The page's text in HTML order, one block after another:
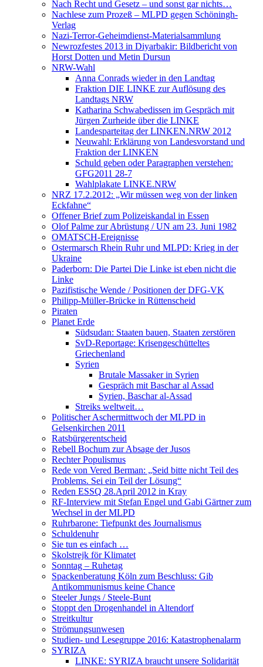
Nach Recht und Gesetz – und sonst gar nichts…
Nachlese zum Prozeß – MLPD gegen Schöningh-
Verlag
Nazi-Terror-Geheimdienst-Materialsammlung
Newrozfestes 2013 in Diyarbakir: Bildbericht von
Horst Dotten und Metin Dursun
NRW-Wahl
Anna Conrads wieder in den Landtag
Fraktion DIE LINKE zur Auflösung des
Landtags NRW
Katharina Schwabedissen im Gespräch mit
Jürgen Zurheide über die LINKE
Landesparteitag der LINKEN.NRW 2012
Neuwahl: Erklärung von Landesvorstand und
Fraktion der LINKEN
Schuld geben oder Paragraphen verstehen:
GFG2011 28-7
Wahlplakate LINKE.NRW
NRZ 17.2.2012: „Wir müssen weg von der linken
Eckfahne“
Offener Brief zum Polizeiskandal in Essen
Olof Palme zur Abrüstung / UN am 23. Juni 1982
OMATSCH-Ereignisse
Ostermarsch Rhein Ruhr und MLPD: Krieg in der
Ukraine
Paderborn: Die Partei Die Linke ist eben nicht die
Linke
Pazifistische Wende / Positionen der DFG-VK
Philipp-Müller-Brücke in Rüttenscheid
Piraten
Planet Erde
Südsudan: Staaten bauen, Staaten zerstören
SvD-Reportage: Krisengeschütteltes
Griechenland
Syrien
Brutale Massaker in Syrien
Gespräch mit Baschar al Assad
Syrien, Baschar al-Assad
Streiks weltweit…
Politischer Aschermittwoch der MLPD in
Gelsenkirchen 2011
Ratsbürgerentscheid
Rebell Bochum zur Absage der Jusos
Rechter Populismus
Rede von Vered Berman: „Seid bitte nicht Teil des
Problems. Sei ein Teil der Lösung“
Reden ESSQ 28.April 2012 in Kray
RF-Interview mit Stefan Engel und Gabi Gärtner zum
Wechsel in der MLPD
Ruhrbarone: Tiefpunkt des Journalismus
Schuldenuhr
Sie tun es einfach …
Skolstrejk för Klimatet
Sonntag – Ruhetag
Spackenberatung Köln zum Beschluss: Gib
Antikommunismus keine Chance
Steeler Jungs / Steele-Bunt
Stoppt den Drogenhandel in Altendorf
Streitkultur
Strömungsunwesen
Studien- und Lesegruppe 2016: Katastrophenalarm
SYRIZA
LINKE: SYRIZA braucht unsere Solidarität